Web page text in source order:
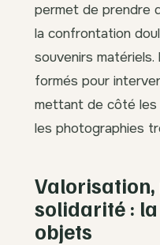
permet de prendre
la confrontation
souvenirs
formés pour
mettant de côté les
les photographies
Valorisation,
solidarité : la
objets